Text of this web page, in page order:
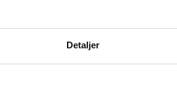
Detaljer